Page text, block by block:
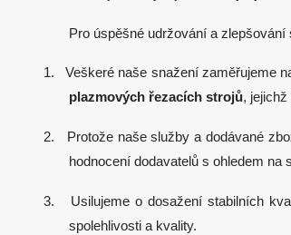
Pro úspěšné udržování a
1. Veškeré naše snažení zaměřujeme
plazmových řezacích strojů,
2. Protože naše služby a dodávané
hodnocení dodavatelů s ohledem
3. Usilujeme o dosažení stabilních
spolehlivosti a kvality.